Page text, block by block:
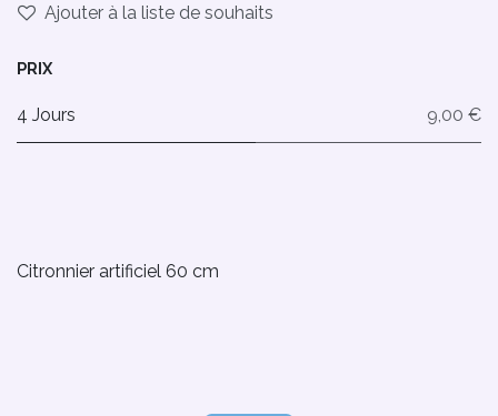
Ajouter à la liste de souhaits
PRIX
4 Jours 9,00 €
Citronnier artificiel 60 cm